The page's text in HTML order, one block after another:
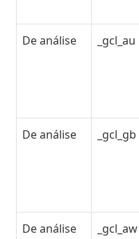
De análise _gcl_au
De análise _gcl_gb
De análise _gcl_aw